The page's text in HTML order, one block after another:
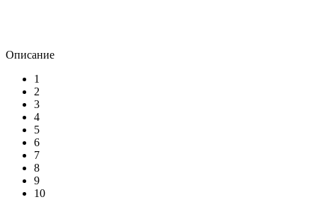
Описание
1
2
3
4
5
6
7
8
9
10